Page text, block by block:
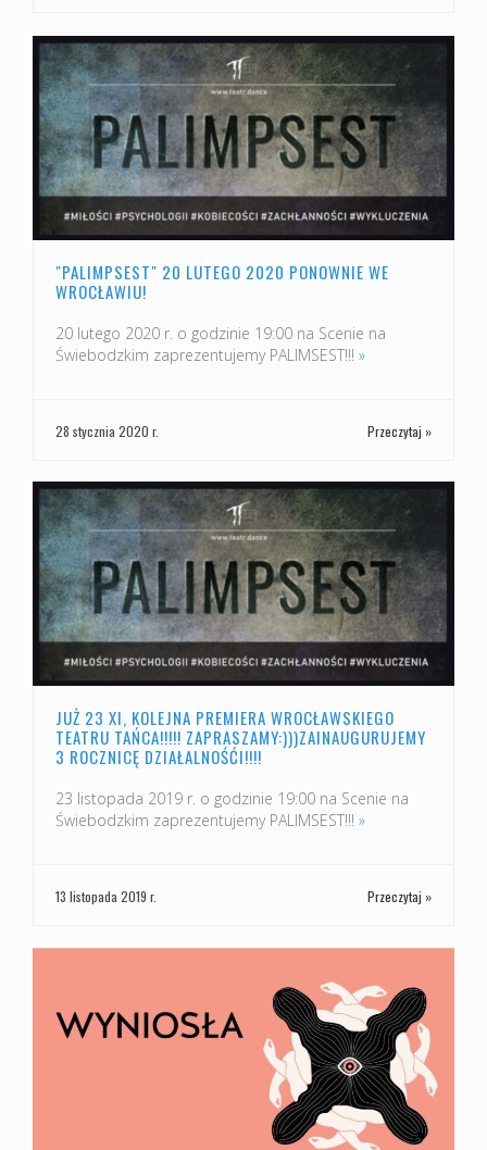
"PALIMPSEST" 20 LUTEGO 2020 PONOWNIE WE
WROCŁAWIU!
20 lutego 2020 r. o godzinie 19:00 na Scenie na
Świebodzkim zaprezentujemy PALIMSEST!!! »
28 stycznia 2020 r. Przeczytaj »
JUŻ 23 XI, KOLEJNA PREMIERA WROCŁAWSKIEGO
TEATRU TAŃCA!!!!! ZAPRASZAMY:)))ZAINAUGURUJEMY
3 ROCZNICĘ DZIAŁALNOŚĆI!!!!
23 listopada 2019 r. o godzinie 19:00 na Scenie na
Świebodzkim zaprezentujemy PALIMSEST!!! »
13 listopada 2019 r. Przeczytaj »